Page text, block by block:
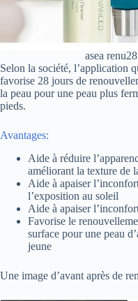
asea
Selon la société, l’application
favorise 28 jours de
la peau pour une peau plus
pieds.
Avantages:
Aide à réduire
améliorant la texture de
Aide à apaiser
l’exposition au soleil
Aide à apaiser
Favorise le
surface pour une peau
jeune
Une image d’avant après de